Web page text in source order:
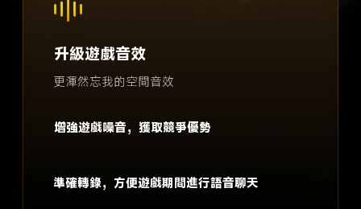
升級遊戲音效
更渾然忘我的空間音效
增強遊戲噪音，獲取競爭優勢
準確轉錄，方便遊戲期間進行語音聊天